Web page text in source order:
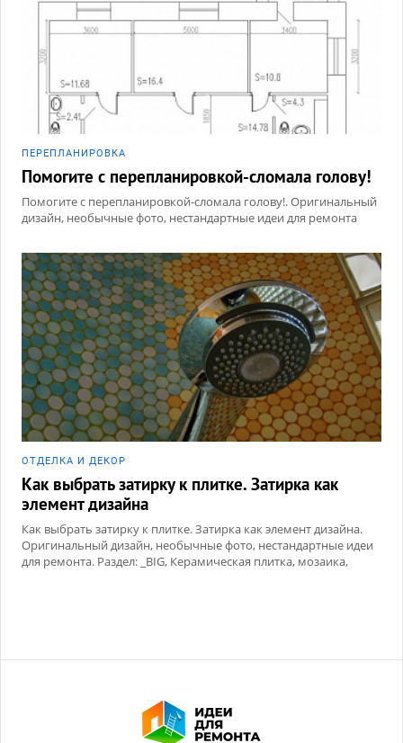
ПЕРЕПЛАНИРОВКА
Помогите с перепланировкой-сломала голову!
Помогите с перепланировкой-сломала голову!. Оригинальный
дизайн, необычные фото, нестандартные идеи для ремонта
ОТДЕЛКА И ДЕКОР
Как выбрать затирку к плитке. Затирка как
элемент дизайна
Как выбрать затирку к плитке. Затирка как элемент дизайна.
Оригинальный дизайн, необычные фото, нестандартные идеи
для ремонта. Раздел: _BIG, Керамическая плитка, мозаика,